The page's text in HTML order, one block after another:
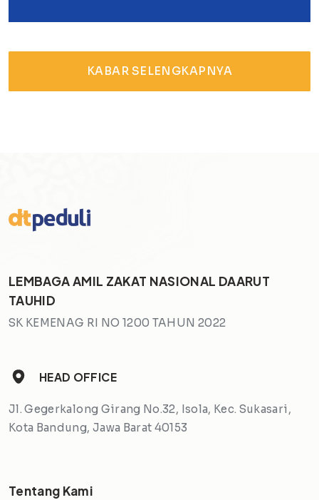
KABAR SELENGKAPNYA
LEMBAGA AMIL ZAKAT NASIONAL DAARUT
TAUHID
SK KEMENAG RI NO 1200 TAHUN 2022
HEAD OFFICE
Jl. Gegerkalong Girang No.32, Isola, Kec. Sukasari,
Kota Bandung, Jawa Barat 40153
Tentang Kami